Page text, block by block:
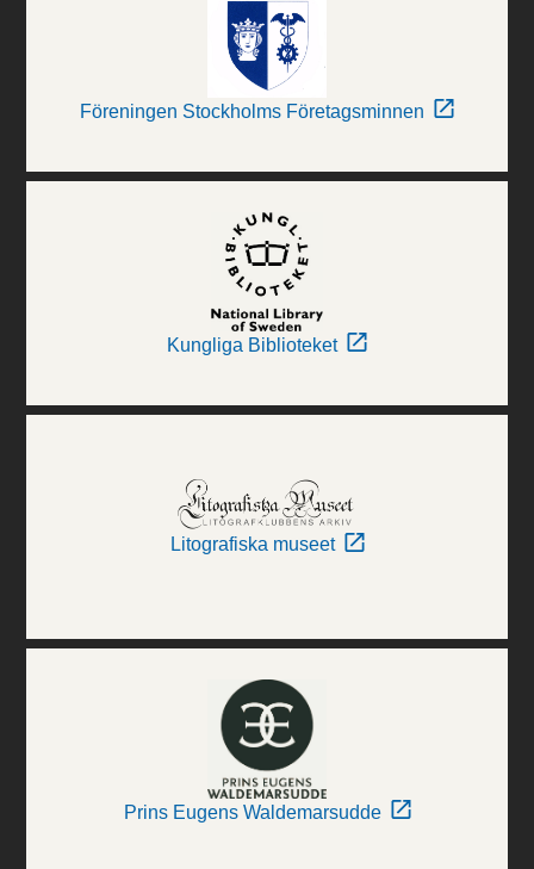
Föreningen Stockholms Företagsminnen
Kungliga Biblioteket
Litografiska museet
Prins Eugens Waldemarsudde